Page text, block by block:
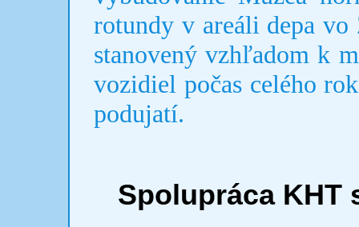
rotundy v areáli depa
stanovený vzhľadom k
vozidiel počas celého
podujatí.
Spolupráca KHT